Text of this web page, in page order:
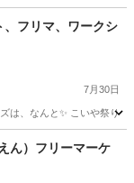
フリマ、ワークシ
7月30日
は、なんと✨ こいや祭り
キッチンカー
ん）フリーマーケ